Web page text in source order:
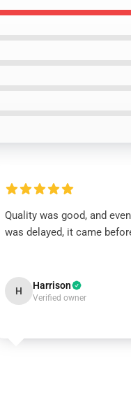
Quality was good, and
was delayed, it came
H Harrison
Verified owner